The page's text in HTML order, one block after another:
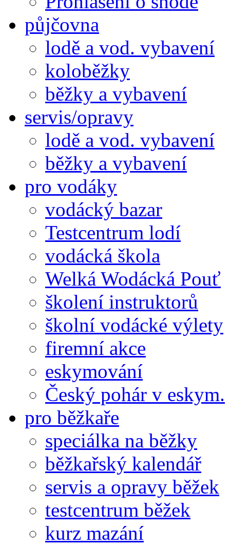
půjčovna
lodě a vod. vybavení
koloběžky
běžky a vybavení
servis/opravy
lodě a vod. vybavení
běžky a vybavení
pro vodáky
vodácký bazar
Testcentrum lodí
vodácká škola
Welká Wodácká Pouť
školení instruktorů
školní vodácké výlety
firemní akce
eskymování
Český pohár v eskym.
pro běžkaře
speciálka na běžky
běžkařský kalendář
servis a opravy běžek
testcentrum běžek
kurz mazání